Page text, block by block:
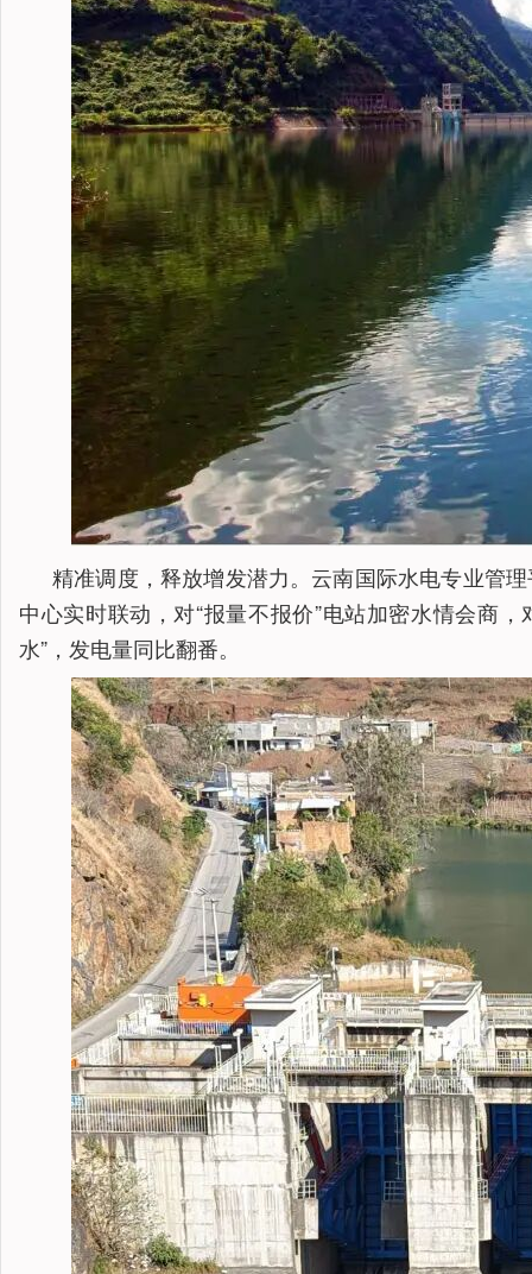
精准调度，释放增发潜力。云南国际水电专业管
中心实时联动，对“报量不报价”电站加密水情会商
水”，发电量同比翻番。